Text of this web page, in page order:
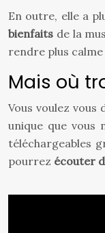
En outre, elle a
bienfaits de la
rendre plus
Mais où
Vous voulez
unique que vous
téléchargeables
pourrez écouter